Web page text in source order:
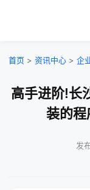
首页 > 资讯中心 > 企
高手进阶!长
装的
发